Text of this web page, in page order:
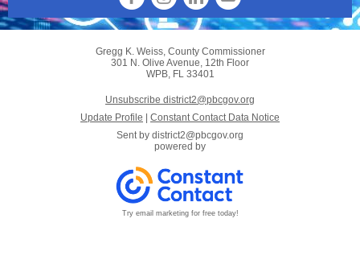
Gregg K. Weiss, County Commissioner
301 N. Olive Avenue, 12th Floor
WPB, FL 33401
Unsubscribe district2@pbcgov.org
Update Profile
Constant Contact Data Notice
Sent by district2@pbcgov.org
powered by
Try email marketing for free today!